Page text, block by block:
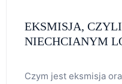
EKSMISJA,
NIECHCIANYM
Czym jest eksmisja